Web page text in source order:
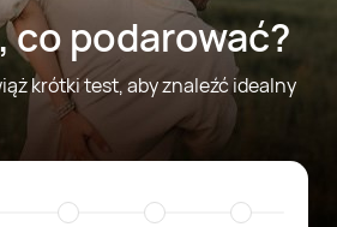
co podarować?
krótki test, aby znaleźć idealny